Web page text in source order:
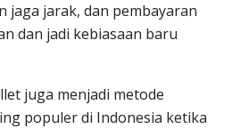
jaga jarak, dan pembayaran
dan jadi kebiasaan baru
juga menjadi metode
populer di Indonesia ketika